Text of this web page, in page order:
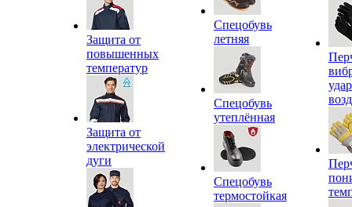
Защита от
повышенных
температур
Защита от
электрической
дуги
Спецобувь
летняя
Спецобувь
утеплённая
Спецобувь
термостойкая